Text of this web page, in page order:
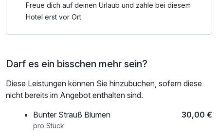
Freue dich auf deinen Urlaub und zahle bei diesem
Hotel erst vor Ort.
Darf es ein bisschen mehr sein?
Diese Leistungen können Sie hinzubuchen, sofern diese
nicht bereits im Angebot enthalten sind.
Bunter Strauß Blumen
30,00 €
pro Stück